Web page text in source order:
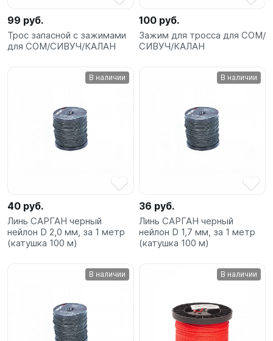
99 руб.
Трос запасной с зажимами
для СОМ/СИВУЧ/КАЛАН
100 руб.
Зажим для тросса для СОМ/
СИВУЧ/КАЛАН
В наличии
40 руб.
Линь САРГАН черный
нейлон D 2,0 мм, за 1 метр
(катушка 100 м)
В наличии
36 руб.
Линь САРГАН черный
нейлон D 1,7 мм, за 1 метр
(катушка 100 м)
В наличии В наличии